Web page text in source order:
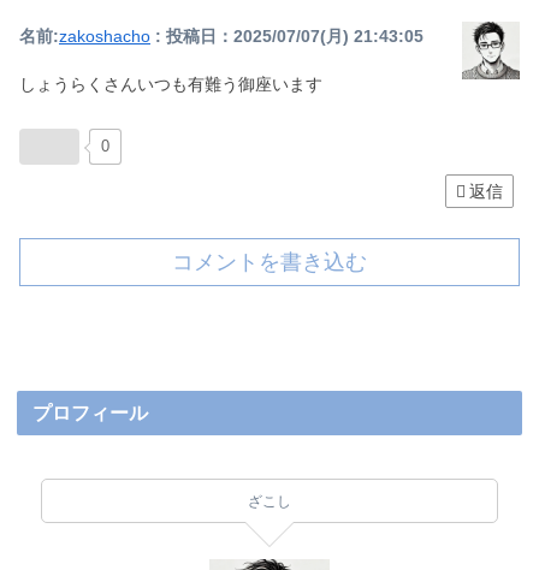
名前:zakoshacho : 投稿日：2025/07/07(月) 21:43:05
しょうらくさんいつも有難う御座います
0
返信
コメントを書き込む
プロフィール
ざこし